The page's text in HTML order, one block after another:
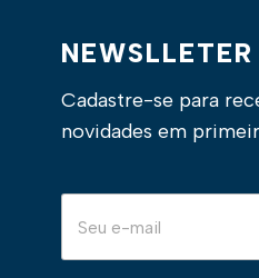
NEWSLLETER
Cadastre-se para
novidades em